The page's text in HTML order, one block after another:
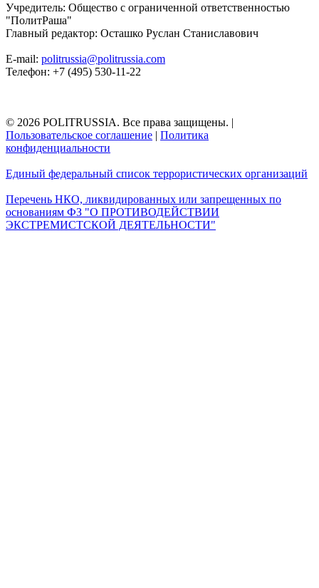
Учредитель: Общество с ограниченной ответственностью
"ПолитРаша"
Главный редактор: Осташко Руслан Станиславович
E-mail: politrussia@politrussia.com
Телефон: +7 (495) 530-11-22
© 2026 POLITRUSSIA. Все права защищены. |
Пользовательское соглашение | Политика
конфиденциальности
Единый федеральный список террористических организаций
Перечень НКО, ликвидированных или запрещенных по
основаниям ФЗ "О ПРОТИВОДЕЙСТВИИ
ЭКСТРЕМИСТСКОЙ ДЕЯТЕЛЬНОСТИ"